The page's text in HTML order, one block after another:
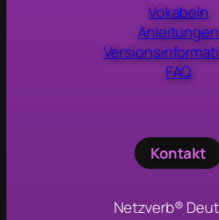
Vokabeln
Anleitungen
FAQ
Kontakt
Netzverb®